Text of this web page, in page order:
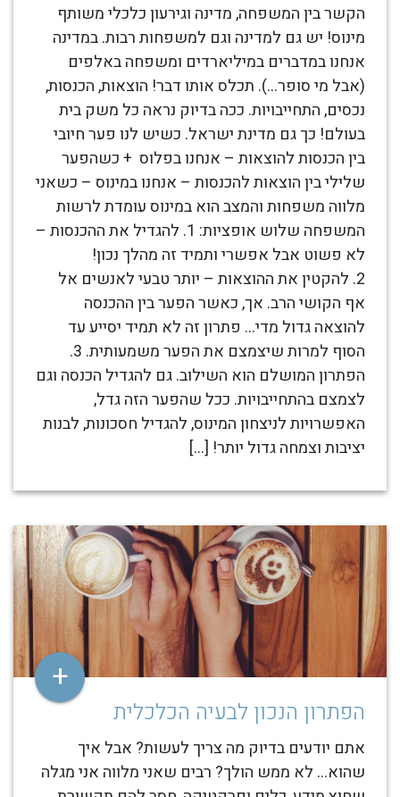
הקשר בין המשפחה, מדינה וגירעון כלכלי משותף
מינוס! יש גם למדינה וגם למשפחות רבות. במדינה
אנחנו במדברים במיליארדים ומשפחה באלפים
(אבל מי סופר…). תכלס אותו דבר! הוצאות, הכנסות,
נכסים, התחייבויות. ככה בדיוק נראה כל משק בית
בעולם! כך גם מדינת ישראל. כשיש לנו פער חיובי
בין הכנסות להוצאות – אנחנו בפלוס + כשהפער
שלילי בין הוצאות להכנסות – אנחנו במינוס – כשאני
מלווה משפחות והמצב הוא במינוס עומדת לרשות
המשפחה שלוש אופציות: 1. להגדיל את ההכנסות –
לא פשוט אבל אפשרי ותמיד זה מהלך נכון!
2. להקטין את ההוצאות – יותר טבעי לאנשים אל
אף הקושי הרב. אך, כאשר הפער בין ההכנסה
להוצאה גדול מדי… פתרון זה לא תמיד יסייע עד
הסוף למרות שיצמצם את הפער משמעותית. 3.
הפתרון המושלם הוא השילוב. גם להגדיל הכנסה וגם
לצמצם בהתחייבויות. ככל שהפער הזה גדל,
האפשרויות לניצחון המינוס, להגדיל חסכונות, לבנות
יציבות וצמחה גדול יותר! […]
+
הפתרון הנכון לבעיה הכלכלית
אתם יודעים בדיוק מה צריך לעשות? אבל איך
שהוא… לא ממש הולך? רבים שאני מלווה אני מגלה